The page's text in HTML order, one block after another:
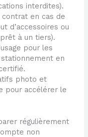
interdites).
contrat en cas de
d’accessoires ou
à un tiers).
pour les
en
photo et
pour accélérer le
régulièrement
non